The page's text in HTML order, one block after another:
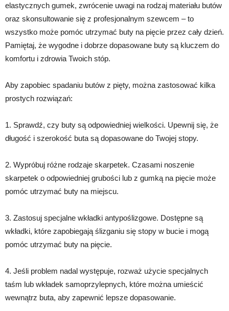
elastycznych gumek, zwrócenie uwagi na rodzaj materiału butów
oraz skonsultowanie się z profesjonalnym szewcem – to
wszystko może pomóc utrzymać buty na pięcie przez cały dzień.
Pamiętaj, że wygodne i dobrze dopasowane buty są kluczem do
komfortu i zdrowia Twoich stóp.
Aby zapobiec spadaniu butów z pięty, można zastosować kilka
prostych rozwiązań:
1. Sprawdź, czy buty są odpowiedniej wielkości. Upewnij się, że
długość i szerokość buta są dopasowane do Twojej stopy.
2. Wypróbuj różne rodzaje skarpetek. Czasami noszenie
skarpetek o odpowiedniej grubości lub z gumką na pięcie może
pomóc utrzymać buty na miejscu.
3. Zastosuj specjalne wkładki antypoślizgowe. Dostępne są
wkładki, które zapobiegają ślizganiu się stopy w bucie i mogą
pomóc utrzymać buty na pięcie.
4. Jeśli problem nadal występuje, rozważ użycie specjalnych
taśm lub wkładek samoprzylepnych, które można umieścić
wewnątrz buta, aby zapewnić lepsze dopasowanie.